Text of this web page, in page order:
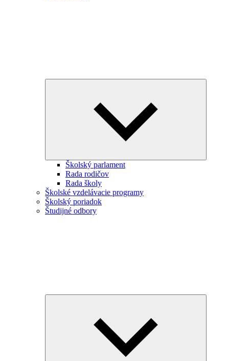
Školský parlament
Rada rodičov
Rada školy
Školské vzdelávacie programy
Školský poriadok
Študijné odbory